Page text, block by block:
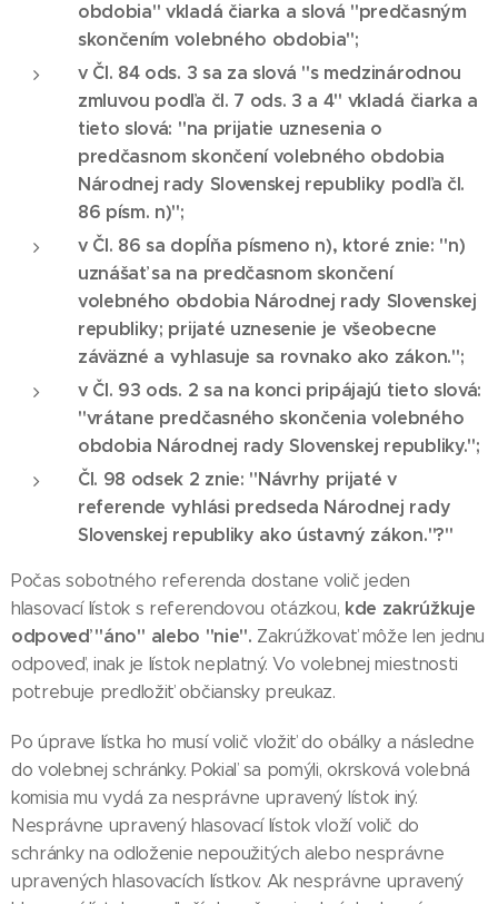
obdobia" vkladá čiarka a slová "predčasným
skončením volebného obdobia";
v Čl. 84 ods. 3 sa za slová "s medzinárodnou
zmluvou podľa čl. 7 ods. 3 a 4" vkladá čiarka a
tieto slová: "na prijatie uznesenia o
predčasnom skončení volebného obdobia
Národnej rady Slovenskej republiky podľa čl.
86 písm. n)";
v Čl. 86 sa dopĺňa písmeno n), ktoré znie: "n)
uznášať sa na predčasnom skončení
volebného obdobia Národnej rady Slovenskej
republiky; prijaté uznesenie je všeobecne
záväzné a vyhlasuje sa rovnako ako zákon.";
v Čl. 93 ods. 2 sa na konci pripájajú tieto slová:
"vrátane predčasného skončenia volebného
obdobia Národnej rady Slovenskej republiky.";
Čl. 98 odsek 2 znie: "Návrhy prijaté v
referende vyhlási predseda Národnej rady
Slovenskej republiky ako ústavný zákon."?"
Počas sobotného referenda dostane volič jeden
hlasovací lístok s referendovou otázkou, kde zakrúžkuje
odpoveď "áno" alebo "nie". Zakrúžkovať môže len jednu
odpoveď, inak je lístok neplatný. Vo volebnej miestnosti
potrebuje predložiť občiansky preukaz.
Po úprave lístka ho musí volič vložiť do obálky a následne
do volebnej schránky. Pokiaľ sa pomýli, okrsková volebná
komisia mu vydá za nesprávne upravený lístok iný.
Nesprávne upravený hlasovací lístok vloží volič do
schránky na odloženie nepoužitých alebo nesprávne
upravených hlasovacích lístkov. Ak nesprávne upravený